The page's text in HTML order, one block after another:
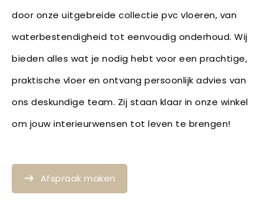
door onze uitgebreide collectie pvc vloeren, van
waterbestendigheid tot eenvoudig onderhoud. Wij
bieden alles wat je nodig hebt voor een prachtige,
praktische vloer en ontvang persoonlijk advies van
ons deskundige team. Zij staan klaar in onze winkel
om jouw interieurwensen tot leven te brengen!
Afspraak maken